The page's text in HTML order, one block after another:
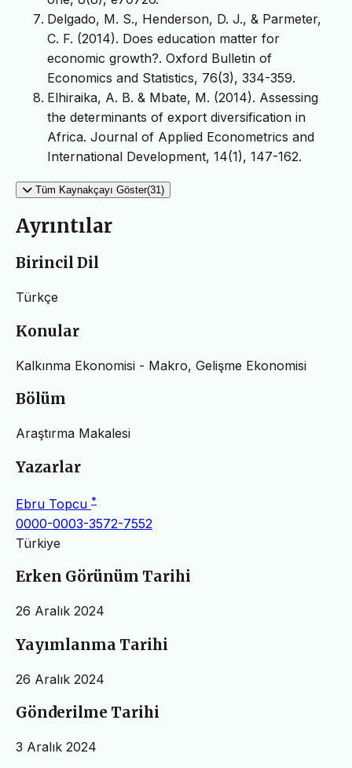
Delgado, M. S., Henderson, D. J., & Parmeter,
C. F. (2014). Does education matter for
economic growth?. Oxford Bulletin of
Economics and Statistics, 76(3), 334-359.
Elhiraika, A. B. & Mbate, M. (2014). Assessing
the determinants of export diversification in
Africa. Journal of Applied Econometrics and
International Development, 14(1), 147-162.
Tüm Kaynakçayı Göster(31)
Ayrıntılar
Birincil Dil
Türkçe
Konular
Kalkınma Ekonomisi - Makro, Gelişme Ekonomisi
Bölüm
Araştırma Makalesi
Yazarlar
Ebru Topcu *
0000-0003-3572-7552
Türkiye
Erken Görünüm Tarihi
26 Aralık 2024
Yayımlanma Tarihi
26 Aralık 2024
Gönderilme Tarihi
3 Aralık 2024